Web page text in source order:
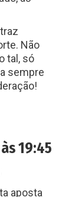
Não
tal, só
sempre
19:45
aposta